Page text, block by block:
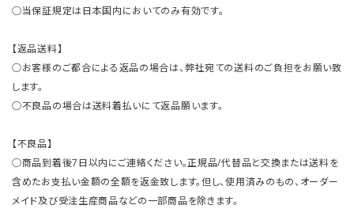
○当保証規定は日本国内においてのみ有効です。
【返品送料】
○お客様のご都合による返品の場合は、弊社宛ての送料のご負担をお願い致
します。
○不良品の場合は送料着払いにて返品願います。
【不良品】
○商品到着後7日以内にご連絡ください。正規品/代替品と交換または送料を
含めたお支払い金額の全額を返金致します。但し、使用済みのもの、オーダー
メイド及び受注生産商品などの一部商品を除きます。